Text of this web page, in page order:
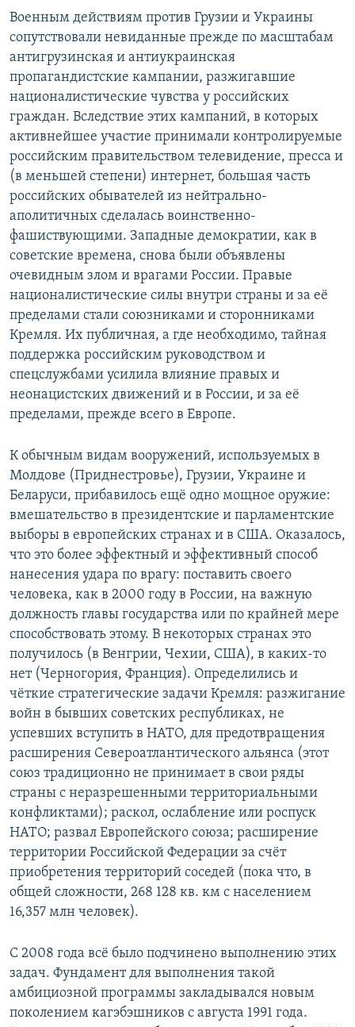
Военным действиям против Грузии и Украины
сопутствовали невиданные прежде по масштабам
антигрузинская и антиукраинская
пропагандистские кампании, разжигавшие
националистические чувства у российских
граждан. Вследствие этих кампаний, в которых
активнейшее участие принимали контролируемые
российским правительством телевидение, пресса и
(в меньшей степени) интернет, большая часть
российских обывателей из нейтрально-
аполитичных сделалась воинственно-
фашиствующими. Западные демократии, как в
советские времена, снова были объявлены
очевидным злом и врагами России. Правые
националистические силы внутри страны и за её
пределами стали союзниками и сторонниками
Кремля. Их публичная, а где необходимо, тайная
поддержка российским руководством и
спецслужбами усилила влияние правых и
неонацистских движений и в России, и за её
пределами, прежде всего в Европе.
К обычным видам вооружений, используемых в
Молдове (Приднестровье), Грузии, Украине и
Беларуси, прибавилось ещё одно мощное оружие:
вмешательство в президентские и парламентские
выборы в европейских странах и в США. Оказалось,
что это более эффектный и эффективный способ
нанесения удара по врагу: поставить своего
человека, как в 2000 году в России, на важную
должность главы государства или по крайней мере
способствовать этому. В некоторых странах это
получилось (в Венгрии, Чехии, США), в каких-то
нет (Черногория, Франция). Определились и
чёткие стратегические задачи Кремля: разжигание
войн в бывших советских республиках, не
успевших вступить в НАТО, для предотвращения
расширения Североатлантического альянса (этот
союз традиционно не принимает в свои ряды
страны с неразрешенными территориальными
конфликтами); раскол, ослабление или роспуск
НАТО; развал Европейского союза; расширение
территории Российской Федерации за счёт
приобретения территорий соседей (пока что, в
общей сложности, 268 128 кв. км с населением
16,357 млн человек).
С 2008 года всё было подчинено выполнению этих
задач. Фундамент для выполнения такой
амбициозной программы закладывался новым
поколением кагэбэшников с августа 1991 года.